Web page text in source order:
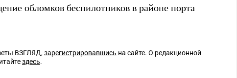
обломков беспилотников в районе порта
ВЗГЛЯД, зарегистрировавшись на сайте. О редакционной
здесь.